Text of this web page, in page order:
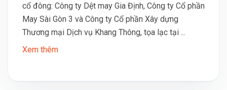
cổ đông: Công ty Dệt may Gia Định, Công ty Cổ phần
May Sài Gòn 3 và Công ty Cổ phần Xây dựng
Thương mại Dịch vụ Khang Thông, tọa lạc tại ...
Xem thêm